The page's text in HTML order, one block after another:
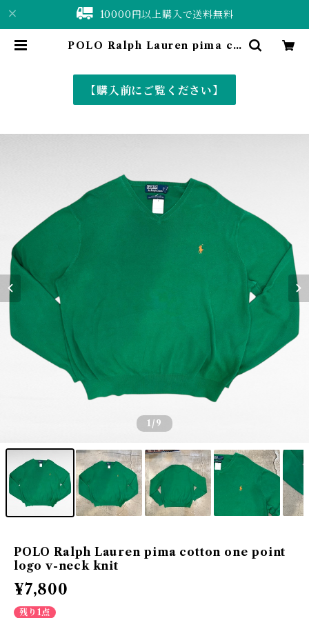
10000円以上購入で送料無料
POLO Ralph Lauren pima co
line shop〈古着&vintage〉
【購入前にご覧ください】
1 /9
POLO Ralph Lauren pima cotton one point
logo v-neck knit
¥7,800
残り1点